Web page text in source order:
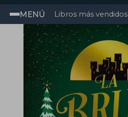
MENÚ Libros más vendidos